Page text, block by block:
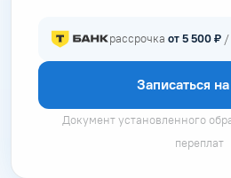
рассрочка от 5 500 ₽ /
Записаться
Документ установленного
переплат